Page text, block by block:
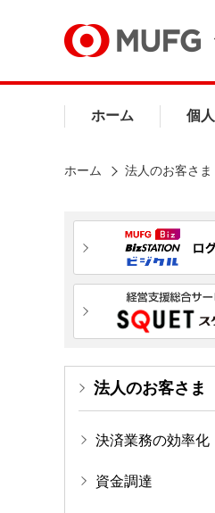
ホーム 個
ホーム 法人のお客さま
法人のお客さま
決済業務の効率化
資金調達